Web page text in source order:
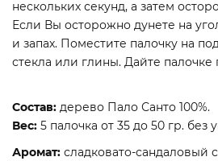
нескольких секунд, а затем
Если Вы осторожно дунете на
и запах. Поместите палочку на
стекла или глины. Дайте палочке
Состав: дерево Пало Санто 100%.
Вес: 5 палочка от 35 до 50 гр. без
Аромат: сладковато-сандаловый